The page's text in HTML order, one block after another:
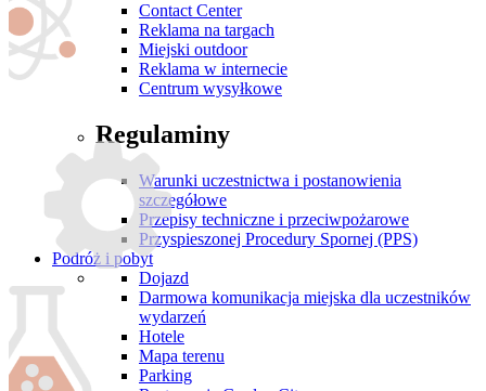
Contact Center
Reklama na targach
Miejski outdoor
Reklama w internecie
Centrum wysyłkowe
Regulaminy
Warunki uczestnictwa i postanowienia
szczegółowe
Przepisy techniczne i przeciwpożarowe
Przyspieszonej Procedury Spornej (PPS)
Podróż i pobyt
Dojazd
Darmowa komunikacja miejska dla uczestników
wydarzeń
Hotele
Mapa terenu
Parking